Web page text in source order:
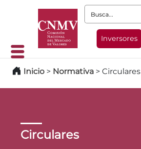
Busca:
Inversores
Inicio > Normativa > Circulares
Circulares